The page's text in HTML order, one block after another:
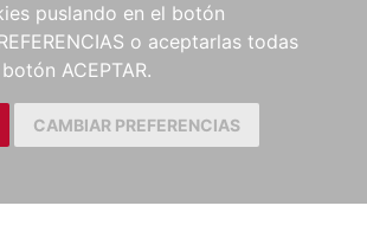
puslando en el botón
o aceptarlas todas
ACEPTAR.
CAMBIAR PREFERENCIAS